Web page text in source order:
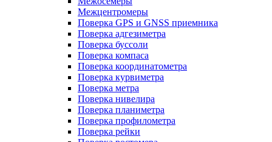
Межцентромеры
Поверка GPS и GNSS приемника
Поверка адгезиметра
Поверка буссоли
Поверка компаса
Поверка координатометра
Поверка курвиметра
Поверка метра
Поверка нивелира
Поверка планиметра
Поверка профилометра
Поверка рейки